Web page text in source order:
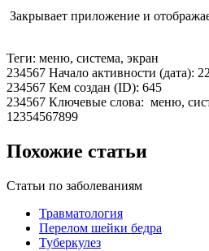
Закрывает приложение и
Теги: меню, система, экран
234567 Начало активности (дата):
234567 Кем создан (ID): 645
234567 Ключевые слова: меню,
12354567899
Похожие статьи
Статьи по заболеваниям
Травматология
Перелом шейки бедра
Туберкулез